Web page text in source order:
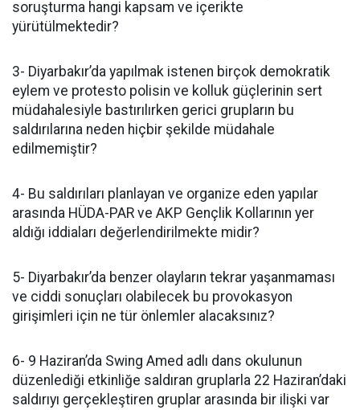
soruşturma hangi kapsam ve içerikte
yürütülmektedir?
3- Diyarbakır’da yapılmak istenen birçok demokratik
eylem ve protesto polisin ve kolluk güçlerinin sert
müdahalesiyle bastırılırken gerici grupların bu
saldırılarına neden hiçbir şekilde müdahale
edilmemiştir?
4- Bu saldırıları planlayan ve organize eden yapılar
arasında HÜDA-PAR ve AKP Gençlik Kollarının yer
aldığı iddiaları değerlendirilmekte midir?
5- Diyarbakır’da benzer olayların tekrar yaşanmaması
ve ciddi sonuçları olabilecek bu provokasyon
girişimleri için ne tür önlemler alacaksınız?
6- 9 Haziran’da Swing Amed adlı dans okulunun
düzenlediği etkinliğe saldıran gruplarla 22 Haziran’daki
saldırıyı gerçekleştiren gruplar arasında bir ilişki var